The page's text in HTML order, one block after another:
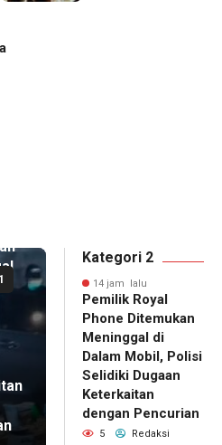
Kategori 2
14 jam lalu
Pemilik Royal
Phone Ditemukan
Meninggal di
Dalam Mobil, Polisi
Selidiki Dugaan
Keterkaitan
dengan Pencurian
5 Redaksi